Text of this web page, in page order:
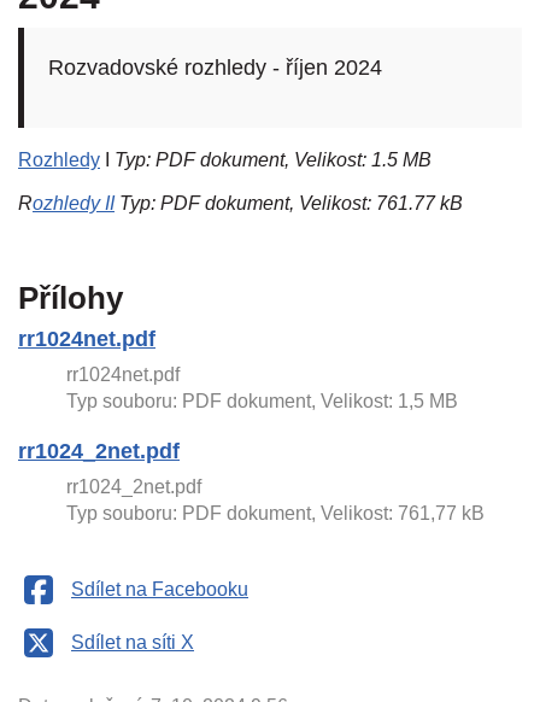
Rozvadovské rozhledy - říjen 2024
Rozhledy Typ: PDF dokument, Velikost: 1.5 MB
Rozhledy IITyp: PDF dokument, Velikost: 761.77 kB
Přílohy
rr1024net.pdf
rr1024net.pdf
Typ souboru: PDF dokument, Velikost: 1,5 MB
rr1024_2net.pdf
rr1024_2net.pdf
Typ souboru: PDF dokument, Velikost: 761,77 kB
Sdílet na Facebooku
Sdílet na síti X